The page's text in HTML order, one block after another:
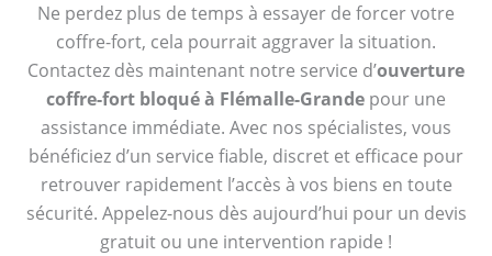
Ne perdez plus de temps à essayer de forcer votre
coffre-fort, cela pourrait aggraver la situation.
Contactez dès maintenant notre service d’ouverture
coffre-fort bloqué à Flémalle-Grande pour une
assistance immédiate. Avec nos spécialistes, vous
bénéficiez d’un service fiable, discret et efficace pour
retrouver rapidement l’accès à vos biens en toute
sécurité. Appelez-nous dès aujourd’hui pour un devis
gratuit ou une intervention rapide !